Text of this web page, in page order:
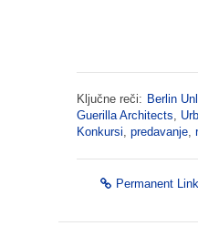
Ključne reči: Berlin
Guerilla Architects,
Konkursi, predavanje,
Permanent Link